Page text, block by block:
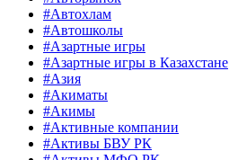
#Автохлам
#Автошколы
#Азартные игры
#Азартные игры в Казахстане
#Азия
#Акиматы
#Акимы
#Активные компании
#Активы БВУ РК